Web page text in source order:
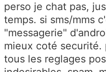
perso je chat pas,
temps. si sms/mms
"messagerie"
mieux coté
tous les reglages